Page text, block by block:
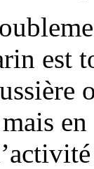
est